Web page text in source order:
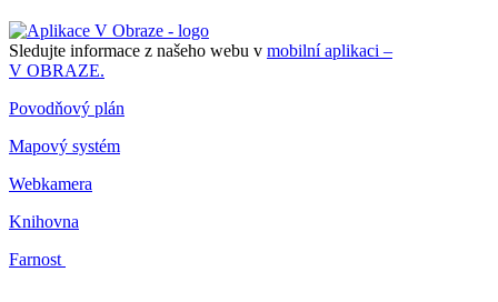
Sledujte informace z našeho webu v mobilní aplikaci –
V OBRAZE.
Povodňový plán
Mapový systém
Webkamera
Knihovna
Farnost